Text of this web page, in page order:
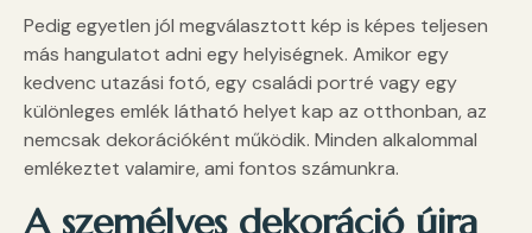
Pedig egyetlen jól megválasztott kép is képes teljesen
más hangulatot adni egy helyiségnek. Amikor egy
kedvenc utazási fotó, egy családi portré vagy egy
különleges emlék látható helyet kap az otthonban, az
nemcsak dekorációként működik. Minden alkalommal
emlékeztet valamire, ami fontos számunkra.
A személyes dekoráció újra